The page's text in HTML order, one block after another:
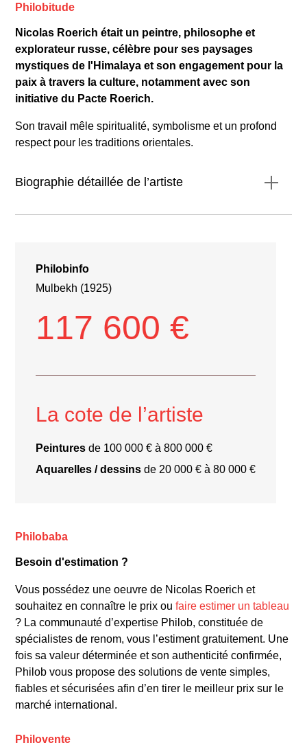
Philobitude
Nicolas Roerich était un peintre, philosophe et
explorateur russe, célèbre pour ses paysages
mystiques de l'Himalaya et son engagement pour la
paix à travers la culture, notamment avec son
initiative du Pacte Roerich.
Son travail mêle spiritualité, symbolisme et un profond
respect pour les traditions orientales.
Biographie détaillée de l’artiste
**Style et techniques**
Philobinfo
Mulbekh (1925)
117 600 €
La cote de l’artiste
Peintures de 100 000 € à 800 000 €
Aquarelles / dessins de 20 000 € à 80 000 €
Philobaba
Besoin d'estimation ?
Vous possédez une oeuvre de Nicolas Roerich et
souhaitez en connaître le prix ou faire estimer un tableau
? La communauté d’expertise Philob, constituée de
spécialistes de renom, vous l’estiment gratuitement. Une
fois sa valeur déterminée et son authenticité confirmée,
Philob vous propose des solutions de vente simples,
fiables et sécurisées afin d’en tirer le meilleur prix sur le
marché international.
Philovente